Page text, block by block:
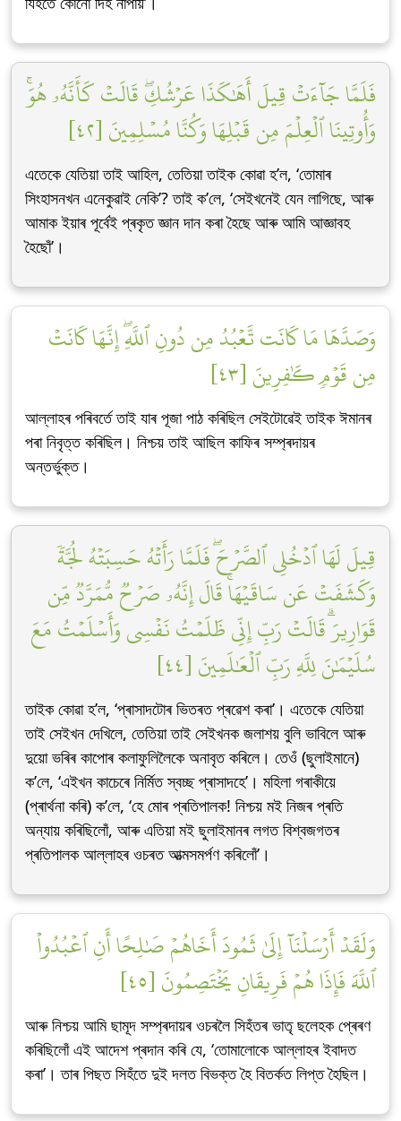
فَلَمَّا جَآءَتۡ قِيلَ أَهَٰكَذَا عَرۡشُكِۖ قَالَتۡ كَأَنَّهُۥ هُوَۚ
وَأُوتِينَا ٱلۡعِلۡمَ مِن قَبۡلِهَا وَكُنَّا مُسۡلِمِينَ [٤٢]
এতেকে যেতিয়া তাই আহিল, তেতিয়া তাইক কোৱা হ’ল, ‘তোমাৰ
সিংহাসনখন এনেকুৱাই নেকি’? তাই ক’লে, ‘সেইখনেই যেন লাগিছে, আৰু
আমাক ইয়াৰ পূৰ্বেই প্ৰকৃত জ্ঞান দান কৰা হৈছে আৰু আমি আজ্ঞাবহ
হৈছোঁ’।
وَصَدَّهَا مَا كَانَت تَّعۡبُدُ مِن دُونِ ٱللَّهِۖ إِنَّهَا كَانَتۡ
مِن قَوۡمٖ كَٰفِرِينَ [٤٣]
আল্লাহৰ পৰিবৰ্তে তাই যাৰ পূজা পাঠ কৰিছিল সেইটোৱেই তাইক ঈমানৰ
পৰা নিবৃত্ত কৰিছিল। নিশ্চয় তাই আছিল কাফিৰ সম্প্ৰদায়ৰ
অন্তৰ্ভুক্ত।
قِيلَ لَهَا ٱدۡخُلِي ٱلصَّرۡحَۖ فَلَمَّا رَأَتۡهُ حَسِبَتۡهُ لُجَّةٗ
وَكَشَفَتۡ عَن سَاقَيۡهَاۚ قَالَ إِنَّهُۥ صَرۡحٞ مُّمَرَّدٞ مِّن
قَوَارِيرَۗ قَالَتۡ رَبِّ إِنِّي ظَلَمۡتُ نَفۡسِي وَأَسۡلَمۡتُ مَعَ
سُلَيۡمَٰنَ لِلَّهِ رَبِّ ٱلۡعَٰلَمِينَ [٤٤]
তাইক কোৱা হ’ল, ‘প্ৰাসাদটোৰ ভিতৰত প্ৰৱেশ কৰা’। এতেকে যেতিয়া
তাই সেইখন দেখিলে, তেতিয়া তাই সেইখনক জলাশয় বুলি ভাবিলে আৰু
দুয়ো ভৰিৰ কাপোৰ কলাফুলিলৈকে অনাবৃত কৰিলে। তেওঁ (ছুলাইমানে)
ক’লে, ‘এইখন কাচেৰে নিৰ্মিত স্বচ্ছ প্ৰাসাদহে’। মহিলা গৰাকীয়ে
(প্ৰাৰ্থনা কৰি) ক’লে, ‘হে মোৰ প্ৰতিপালক! নিশ্চয় মই নিজৰ প্ৰতি
অন্যায় কৰিছিলোঁ, আৰু এতিয়া মই ছুলাইমানৰ লগত বিশ্বজগতৰ
প্ৰতিপালক আল্লাহৰ ওচৰত আত্মসমৰ্পণ কৰিলোঁ’।
وَلَقَدۡ أَرۡسَلۡنَآ إِلَىٰ ثَمُودَ أَخَاهُمۡ صَٰلِحًا أَنِ ٱعۡبُدُواْ
ٱللَّهَ فَإِذَا هُمۡ فَرِيقَانِ يَخۡتَصِمُونَ [٤٥]
আৰু নিশ্চয় আমি ছামূদ সম্প্ৰদায়ৰ ওচৰলৈ সিহঁতৰ ভাতৃ ছলেহক প্ৰেৰণ
কৰিছিলোঁ এই আদেশ প্ৰদান কৰি যে, ‘তোমালোকে আল্লাহৰ ইবাদত
কৰা’। তাৰ পিছত সিহঁতে দুই দলত বিভক্ত হৈ বিতৰ্কত লিপ্ত হৈছিল।